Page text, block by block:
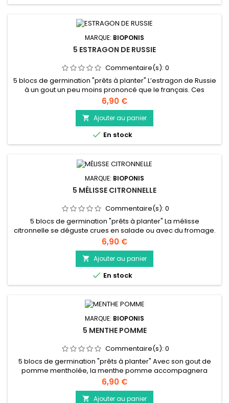
MARQUE: BIOPONIS
5 ESTRAGON DE RUSSIE
Commentaire(s): 0
5 blocs de germination "prêts à planter" L’estragon de Russie
à un gout un peu moins prononcé que le français. Ces
feuilles agrémenteront parfaitement vos recettes à base de
poissons ou vos salades… Les jeunes tiges peuvent être
consommées comme des asperges. En infusion il facilite le
transit et soulage les douleurs d’estomac. L’estragon de
Russie...
Prix
6,90 €
 Ajouter au panier
 En stock
MARQUE: BIOPONIS
5 MÉLISSE CITRONNELLE
Commentaire(s): 0
5 blocs de germination "prêts à planter" La mélisse
citronnelle se déguste crues en salade ou avec du fromage.
Elle pourra également être utilisée dans de nombreux plats
salés ou encore dans des desserts glacés et des salades de
fruits. En infusion elle apporte beaucoup de bienfait ; elle
améliore la qualité du sommeil, soulage les problèmes
intestinaux...
Prix
6,90 €
 Ajouter au panier
 En stock
MARQUE: BIOPONIS
5 MENTHE POMME
Commentaire(s): 0
5 blocs de germination "prêts à planter" Avec son gout de
pomme mentholée, la menthe pomme accompagnera
parfaitement vos desserts mais elle pourra également
accompagner des plats salés. Les plus motivés pourront
tenter l’aventure de réaliser une limonade maison. En
Prix
6,90 €
 Ajouter au panier